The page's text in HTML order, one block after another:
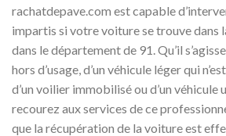
rachatdepave.com est capable
impartis si votre voiture se trouve dans
dans le département de 91. Qu’il
hors d’usage, d’un véhicule léger qui
d’un voilier immobilisé ou d’un véhicule
recourez aux services de ce
que la récupération de la voiture est